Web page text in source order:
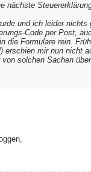
nächste
und ich leider
Code per Post,
die Formulare rein.
erschien mir nun nicht
solchen Sachen